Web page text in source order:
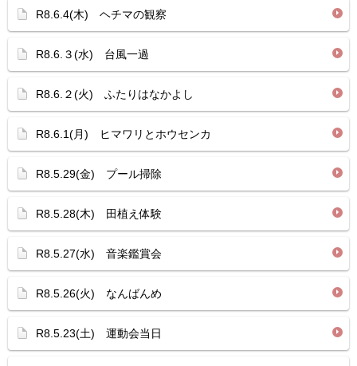
R8.6.4(木) ヘチマの観察
R8.6.３(水) 台風一過
R8.6.２(火) ふたりはなかよし
R8.6.1(月) ヒマワリとホウセンカ
R8.5.29(金) プール掃除
R8.5.28(木) 田植え体験
R8.5.27(水) 音楽鑑賞会
R8.5.26(火) なんばんめ
R8.5.23(土) 運動会当日